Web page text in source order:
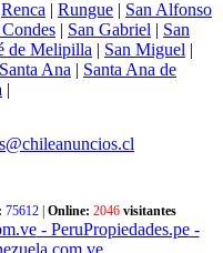
Renca | Rungue | San Alfonso
| San Gabriel | San
de Melipilla | San Miguel |
Santa Ana | Santa Ana de
|
75612| Online: 2046 visitantes
- PeruPropiedades.pe-